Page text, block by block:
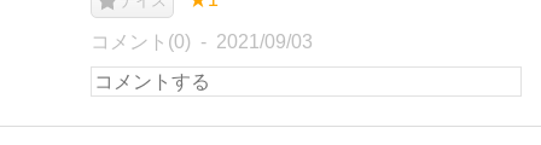
コメント(0) 2021/09/03